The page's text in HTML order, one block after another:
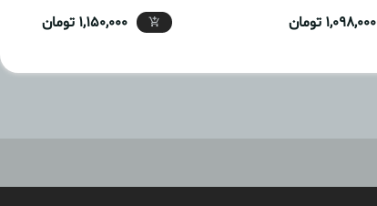
1,098,000 تومان 1,150,000 تومان